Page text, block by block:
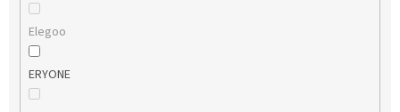
Elegoo
ERYONE